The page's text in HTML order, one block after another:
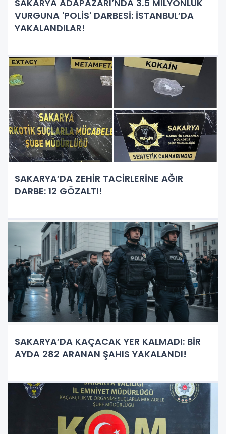
SAKARYA ADAPAZARI’NDA 3.5 MİLYONLUK
VURGUNA 'POLİS' DARBESİ: İSTANBUL’DA
YAKALANDILAR!
SAKARYA’DA ZEHİR TACİRLERİNE AĞIR
DARBE: 12 GÖZALTI!
SAKARYA’DA KAÇACAK YER KALMADI: BİR
AYDA 282 ARANAN ŞAHIS YAKALANDI!